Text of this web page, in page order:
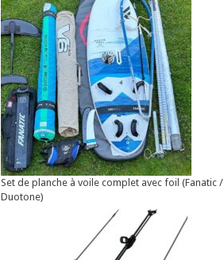
Set de planche à voile complet avec foil (Fanatic /
Duotone)